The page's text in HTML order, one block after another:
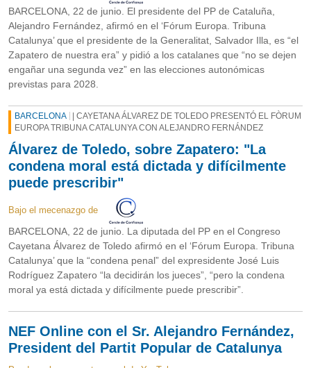
BARCELONA, 22 de junio. El presidente del PP de Cataluña,
Alejandro Fernández, afirmó en el ‘Fórum Europa. Tribuna
Catalunya’ que el presidente de la Generalitat, Salvador Illa, es “el
Zapatero de nuestra era” y pidió a los catalanes que “no se dejen
engañar una segunda vez” en las elecciones autonómicas
previstas para 2028.
BARCELONA
| CAYETANA ÁLVAREZ DE TOLEDO PRESENTÓ EL FÒRUM
EUROPA TRIBUNA CATALUNYA CON ALEJANDRO FERNÁNDEZ
Álvarez de Toledo, sobre Zapatero: "La
condena moral está dictada y difícilmente
puede prescribir"
Bajo el mecenazgo de
BARCELONA, 22 de junio. La diputada del PP en el Congreso
Cayetana Álvarez de Toledo afirmó en el ‘Fórum Europa. Tribuna
Catalunya’ que la “condena penal” del expresidente José Luis
Rodríguez Zapatero “la decidirán los jueces”, “pero la condena
moral ya está dictada y difícilmente puede prescribir”.
NEF Online con el Sr. Alejandro Fernández,
President del Partit Popular de Catalunya